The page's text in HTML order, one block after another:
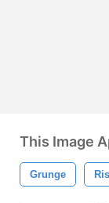
This Image
Grunge